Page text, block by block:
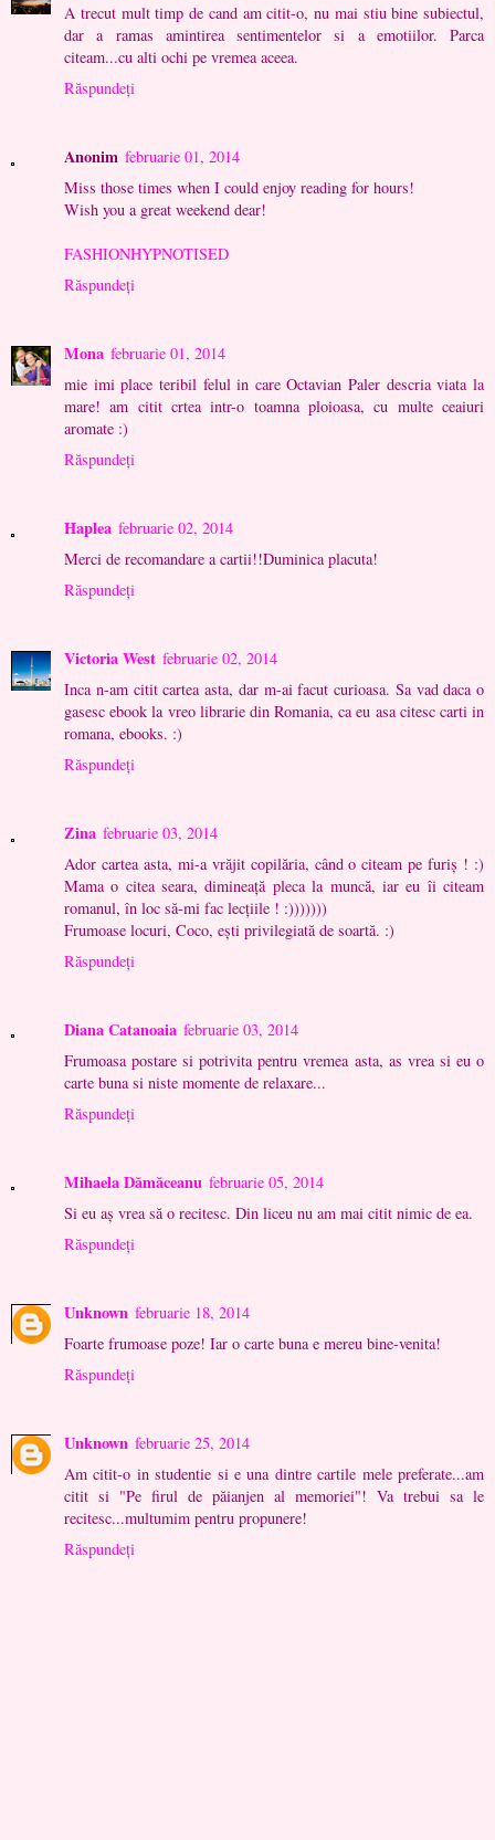
A trecut mult timp de cand am citit-o, nu mai stiu bine subiectul,
dar a ramas amintirea sentimentelor si a emotiilor. Parca
citeam...cu alti ochi pe vremea aceea.
Răspundeți
Anonim februarie 01, 2014
Miss those times when I could enjoy reading for hours!
Wish you a great weekend dear!
FASHIONHYPNOTISED
Răspundeți
Mona februarie 01, 2014
mie imi place teribil felul in care Octavian Paler descria viata la
mare! am citit crtea intr-o toamna ploioasa, cu multe ceaiuri
aromate :)
Răspundeți
Haplea februarie 02, 2014
Merci de recomandare a cartii!!Duminica placuta!
Răspundeți
Victoria West februarie 02, 2014
Inca n-am citit cartea asta, dar m-ai facut curioasa. Sa vad daca o
gasesc ebook la vreo librarie din Romania, ca eu asa citesc carti in
romana, ebooks. :)
Răspundeți
Zina februarie 03, 2014
Ador cartea asta, mi-a vrăjit copilăria, când o citeam pe furiș ! :)
Mama o citea seara, dimineață pleca la muncă, iar eu îi citeam
romanul, în loc să-mi fac lecțiile ! :)))))))
Frumoase locuri, Coco, ești privilegiată de soartă. :)
Răspundeți
Diana Catanoaia februarie 03, 2014
Frumoasa postare si potrivita pentru vremea asta, as vrea si eu o
carte buna si niste momente de relaxare...
Răspundeți
Mihaela Dămăceanu februarie 05, 2014
Si eu aş vrea să o recitesc. Din liceu nu am mai citit nimic de ea.
Răspundeți
Unknown februarie 18, 2014
Foarte frumoase poze! Iar o carte buna e mereu bine-venita!
Răspundeți
Unknown februarie 25, 2014
Am citit-o in studentie si e una dintre cartile mele preferate...am
citit si "Pe firul de păianjen al memoriei"! Va trebui sa le
recitesc...multumim pentru propunere!
Răspundeți